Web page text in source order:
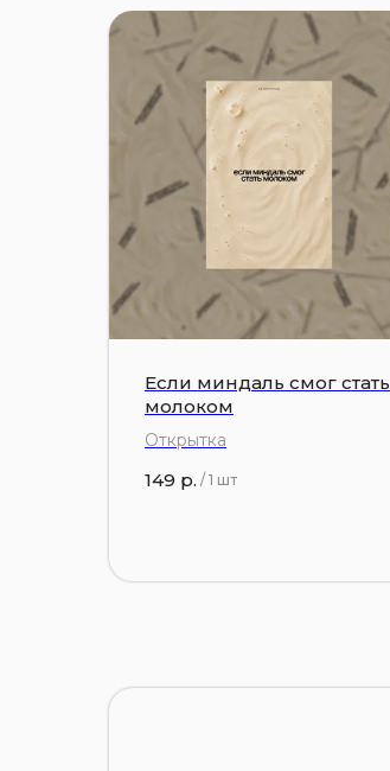
Если миндаль смог стать
молоком
Открытка
149 р. / 1 шт